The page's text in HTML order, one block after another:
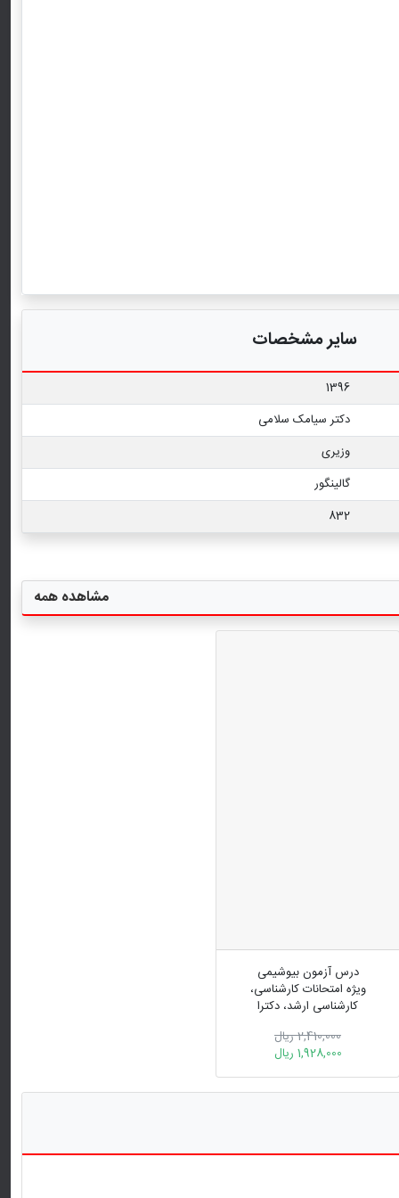
سایر مشخصات
1396
دکتر سیامک سلامی
وزیری
گالینگور
832
مشاهده همه
درس آزمون بیوشیمی
ویژه امتحانات کارشناسی،
کارشناسی ارشد، دکترا
2,410,000 ریال
1,928,000 ریال